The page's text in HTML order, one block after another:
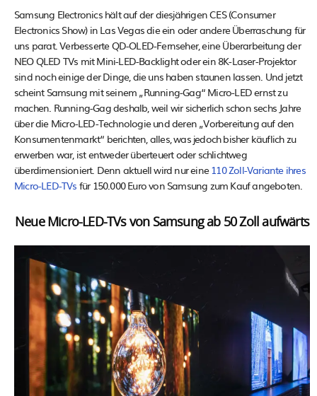
Samsung Electronics hält auf der diesjährigen CES (Consumer
Electronics Show) in Las Vegas die ein oder andere Überraschung für
uns parat. Verbesserte QD-OLED-Fernseher, eine Überarbeitung der
NEO QLED TVs mit Mini-LED-Backlight oder ein 8K-Laser-Projektor
sind noch einige der Dinge, die uns haben staunen lassen. Und jetzt
scheint Samsung mit seinem „Running-Gag“ Micro-LED ernst zu
machen. Running-Gag deshalb, weil wir sicherlich schon sechs Jahre
über die Micro-LED-Technologie und deren „Vorbereitung auf den
Konsumentenmarkt“ berichten, alles, was jedoch bisher käuflich zu
erwerben war, ist entweder überteuert oder schlichtweg
überdimensioniert. Denn aktuell wird nur eine110 Zoll-Variante ihres
Micro-LED-TVs für 150.000 Euro von Samsung zum Kauf angeboten.
Neue Micro-LED-TVs von Samsung ab 50 Zoll aufwärts